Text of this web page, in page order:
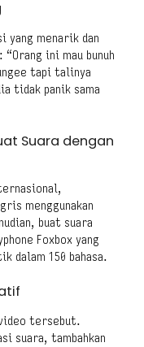
yang menarik dan
ini mau bunuh
tapi talinya
tidak panik sama
Suara dengan
menggunakan
buat suara
Foxbox yang
dalam 150 bahasa.
tersebut.
suara, tambahkan